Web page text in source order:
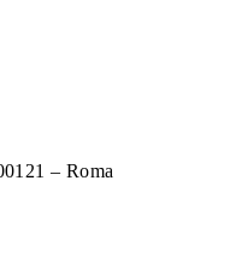
– Roma